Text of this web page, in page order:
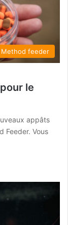
Method feeder
le
appâts
Feeder. Vous